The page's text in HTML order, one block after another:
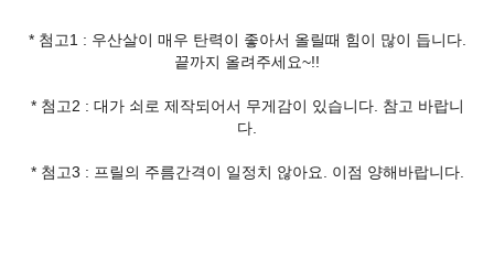
* 첨고1 : 우산살이 매우 탄력이 좋아서 올릴때 힘이 많이 듭니다.
끝까지 올려주세요~!!
* 첨고2 : 대가 쇠로 제작되어서 무게감이 있습니다. 참고 바랍니
다.
* 첨고3 : 프릴의 주름간격이 일정치 않아요. 이점 양해바랍니다.